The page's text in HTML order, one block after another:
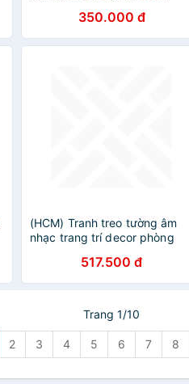
350.000 đ
(HCM) Tranh treo tường âm
nhạc trang trí decor phòng
517.500 đ
Trang 1/10
2 3 4 5 6 7 8